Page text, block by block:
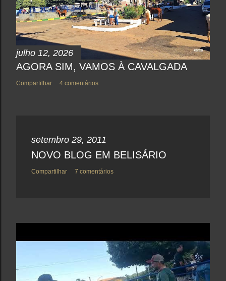
julho 12, 2026
AGORA SIM, VAMOS À CAVALGADA
Compartilhar 4 comentários
setembro 29, 2011
NOVO BLOG EM BELISÁRIO
Compartilhar 7 comentários